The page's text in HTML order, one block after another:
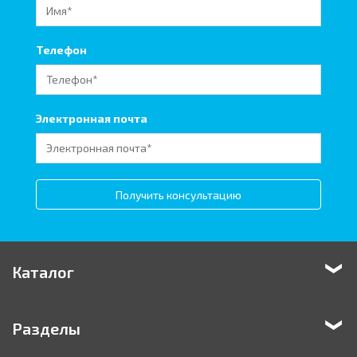
Телефон
Электронная почта
Получить консультацию
Каталог
Разделы